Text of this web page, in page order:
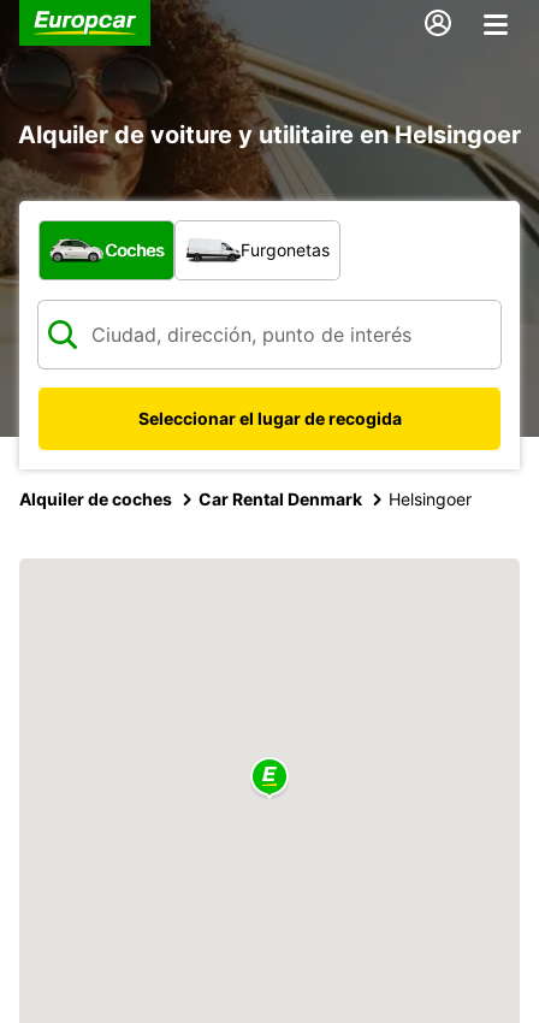
Alquiler de voiture y utilitaire en Helsingoer
¿Qué tipo de vehículo?
Coches Furgonetas
Seleccionar el lugar de recogida
Alquiler de coches Car Rental Denmark Helsingoer